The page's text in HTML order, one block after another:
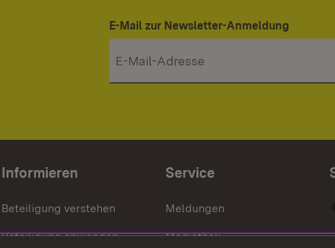
E-Mail zur Newsletter-Anmeldung
Informieren
Beteiligung verstehen
Beteiligung anwenden
Service
Meldungen
Mediathek